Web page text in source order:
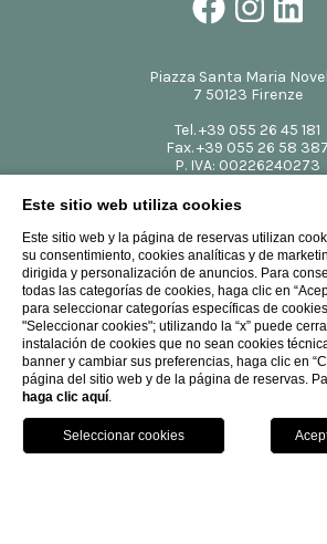
Piazza Santa Maria
7 50123 Firenze
Tel.+39 055 26 45 181
Fax.+39 055 26 58 387
P. IVA: 00226240273
Website by Blastness-Design by
Este sitio web utiliza cookies
Este sitio web y la página de reservas utilizan
su consentimiento, cookies analíticas y de
dirigida y personalización de anuncios. Para
todas las categorías de cookies, haga clic en
para seleccionar categorías específicas de
"Seleccionar cookies"; utilizando la “x” puede
instalación de cookies que no sean cookies
banner y cambiar sus preferencias, haga clic en
página del sitio web y de la página de reservas.
haga clic aquí.